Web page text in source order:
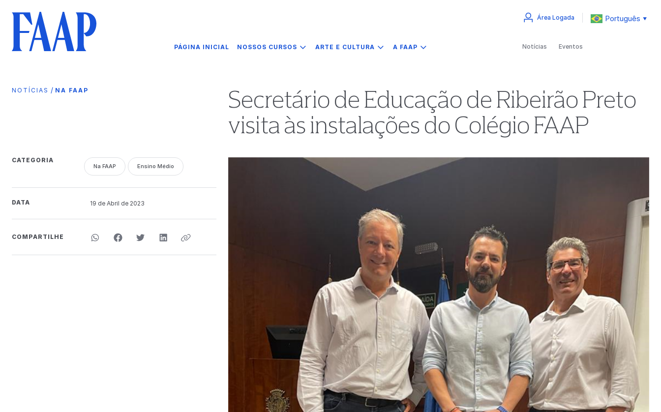
PÁGINA INICIAL NOSSOS CURSOS ARTE E CULTURA A FAAP
Área Logada Português ▼
Notícias Eventos
NOTÍCIAS / NA FAAP
Secretário de Educação de Ribeirão Preto
visita às instalações do Colégio FAAP
CATEGORIA
Na FAAP Ensino Médio
DATA 19 de Abril de 2023
COMPARTILHE